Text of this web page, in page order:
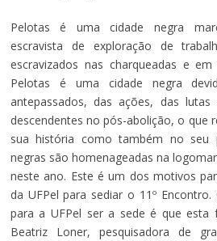
Pelotas é uma cidade negra
escravista de exploração de
escravizados nas charqueadas e
Pelotas é uma cidade negra
antepassados, das ações, das
descendentes no pós-abolição, o que
sua história como também no seu
negras são homenageadas na
neste ano. Este é um dos motivos
da UFPel para sediar o 11º
para a UFPel ser a sede é que esta
Beatriz Loner, pesquisadora de